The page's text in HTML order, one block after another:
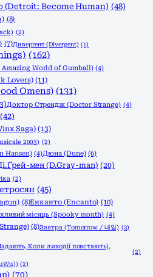
Become Human) (48)
(8)
(2)
(7)Дивергент (Divergent) (1)
(162)
World of Gumball) (4)
Lovers) (11)
Omens) (131)
Доктор Стрендж (Doctor Strange) (4)
(42)
Saga) (13)
2003) (2)
Hansen) (4)Дюна (Dune) (6)
мен (D.Gray-man) (20)
(2)
(45)
(8)Енканто (Encanto) (10)
місяць (Spooky month) (4)
(8)Завтра (Tomorrow / 내일) (2)
Коли лиходії повстають),
(2)
(2)
(70)